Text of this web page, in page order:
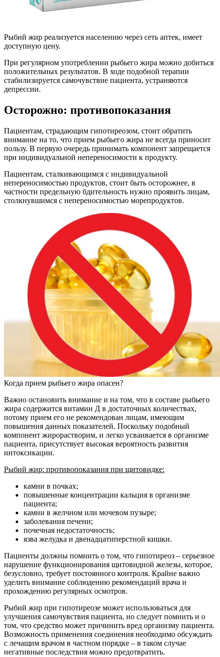
Рыбий жир реализуется населению через сеть аптек, имеет
доступную цену.
При регулярном употреблении рыбьего жира можно добиться
положительных результатов. В ходе подобной терапии
стабилизируется самочувствие пациента, устраняются
депрессии.
Осторожно: противопоказания
Пациентам, страдающим гипотиреозом, стоит обратить
внимание на то, что прием рыбьего жира не всегда приносит
пользу. В первую очередь принимать компонент запрещается
при индивидуальной непереносимости к продукту.
Пациентам, сталкивающимся с индивидуальной
непереносимостью продуктов, стоит быть осторожнее, в
частности предельную бдительность нужно проявить лицам,
столкнувшимся с непереносимостью морепродуктов.
Когда прием рыбьего жира опасен?
Важно остановить внимание и на том, что в составе рыбьего
жира содержится витамин Д в достаточных количествах,
потому прием его не рекомендован лицам, имеющим
повышения данных показателей. Поскольку подобный
компонент жирорастворим, и легко усваивается в организме
пациента, присутствует высокая вероятность развития
интоксикации.
Рыбий жир: противопоказания при щитовидке:
камни в почках;
повышенные концентрации кальция в организме
пациента;
камни в желчном или мочевом пузыре;
заболевания печени;
почечная недостаточность;
язва желудка и двенадцатиперстной кишки.
Пациенты должны помнить о том, что гипотиреоз – серьезное
нарушение функционирования щитовидной железы, которое,
безусловно, требует постоянного контроля. Крайне важно
уделить внимание соблюдению рекомендаций врача и
прохождению регулярных осмотров.
Рыбий жир при гипотиреозе может использоваться для
улучшения самочувствия пациента, но следует помнить и о
том, что средство может причинить вред организму пациента.
Возможность применения соединения необходимо обсуждать
с лечащим врачом в частном порядке – в таком случае
негативные последствия можно предотвратить.